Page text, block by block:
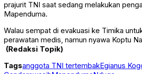
prajurit TNI saat sedang melakukan
Mapenduma.
Walau sempat di evakuasi ke Timika
perawatan medis, namun nyawa Koptu
(Redaksi Topik)
Tagsanggota TNI tertembakEgianus